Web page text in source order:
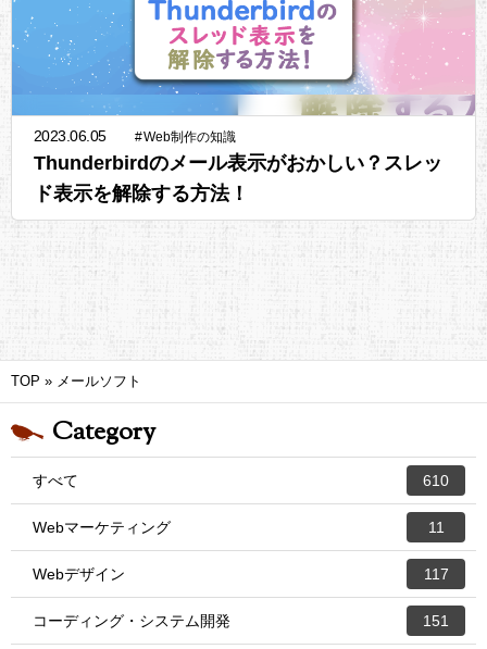
2023.06.05 #Web制作の知識
Thunderbirdのメール表示がおかしい？スレッ
ド表示を解除する方法！
TOP » メールソフト
Category
すべて 610
Webマーケティング 11
Webデザイン 117
コーディング・システム開発 151